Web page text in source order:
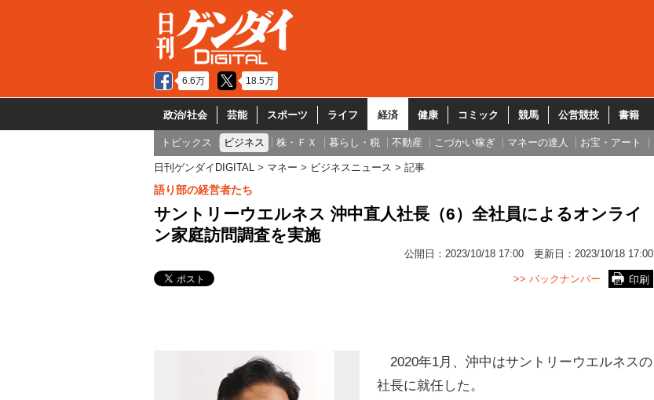
6.6万 18.5万
政治/社会 芸能 スポーツ ライフ 経済 健康 コミック 競馬 公営競技 書籍
トピックス ビジネス 株・ＦＸ 暮らし・税 不動産 こづかい稼ぎ マネーの達人 お宝・アート
日刊ゲンダイDIGITAL マネー ビジネスニュース 記事
語り部の経営者たち
サントリーウエルネス 沖中直人社長（6）全社員によるオンライ
ン家庭訪問調査を実施
公開日： 2023/10/18 17:00 更新日： 2023/10/18 17:00
印刷
>> バックナンバー
2020年1月、沖中はサントリーウエルネスの
社長に就任した。